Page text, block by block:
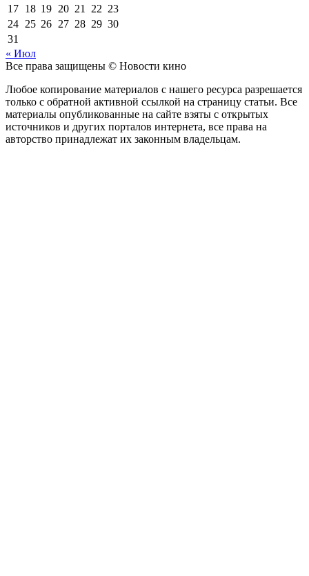
17 18 19 20 21 22 23
24 25 26 27 28 29 30
31
« Июл
Все права защищены © Новости кино
Любое копирование материалов с нашего ресурса разрешается
только с обратной активной ссылкой на страницу статьи. Все
материалы опубликованные на сайте взяты с открытых
источников и других порталов интернета, все права на
авторство принадлежат их законным владельцам.